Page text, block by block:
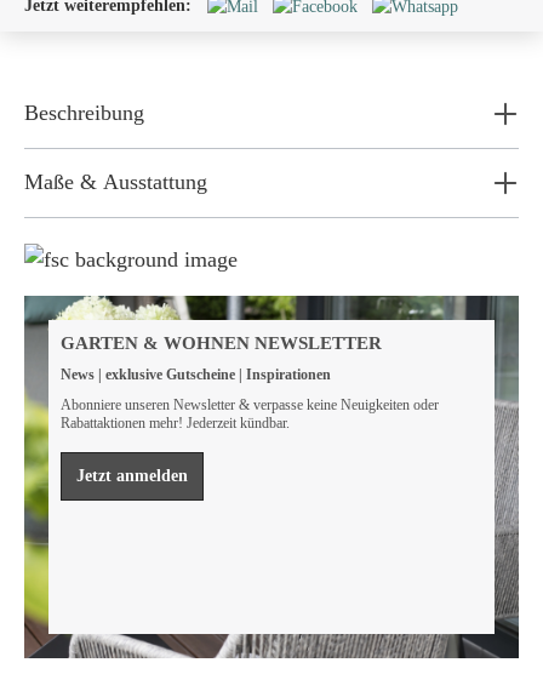
Jetzt weiterempfehlen:
Beschreibung
Maße & Ausstattung
Wir sind FSC® zertifiziert
leisten müssen, um unsere natürlichen Ressourcen zu
bewahren.
Mehr erfahren
GARTEN & WOHNEN NEWSLETTER
News | exklusive Gutscheine | Inspirationen
Abonniere unseren Newsletter & verpasse keine Neuigkeiten oder
Rabattaktionen mehr! Jederzeit kündbar.
Jetzt anmelden